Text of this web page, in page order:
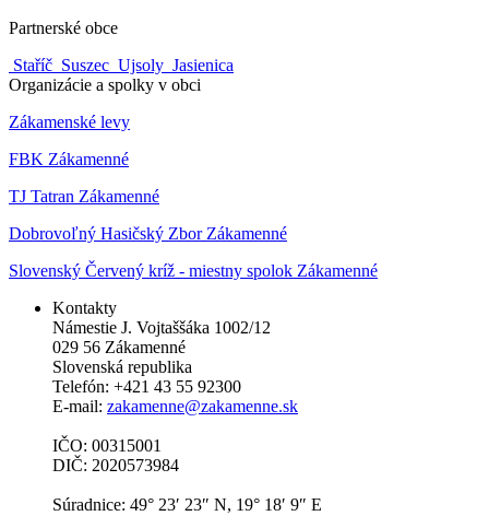
Partnerské obce
Staříč Suszec Ujsoly Jasienica
Organizácie a spolky v obci
Zákamenské levy
FBK Zákamenné
TJ Tatran Zákamenné
Dobrovoľný Hasičský Zbor Zákamenné
Slovenský Červený kríž - miestny spolok Zákamenné
Kontakty
Námestie J. Vojtaššáka 1002/12
029 56 Zákamenné
Slovenská republika
Telefón: +421 43 55 92300
E-mail: zakamenne@zakamenne.sk
IČO: 00315001
DIČ: 2020573984
Súradnice: 49° 23′ 23″ N, 19° 18′ 9″ E